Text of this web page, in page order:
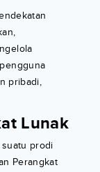
pribadi,
Lunak
suatu prodi
Perangkat